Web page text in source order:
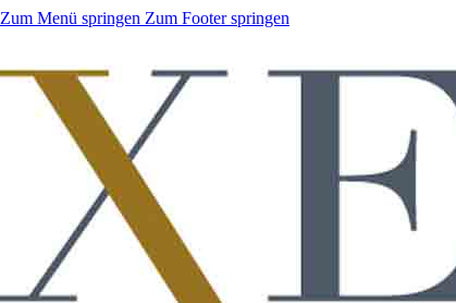
Zum Menü springen Zum Footer springen